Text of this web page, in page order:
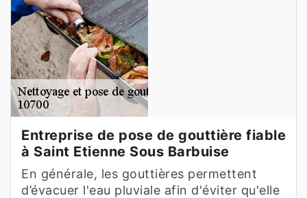
Entreprise de pose de gouttière fiable
à Saint Etienne Sous Barbuise
En générale, les gouttières permettent
d’évacuer l'eau pluviale afin d'éviter qu'elle